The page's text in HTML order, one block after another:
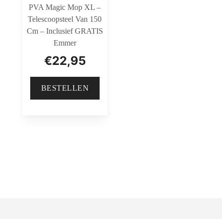
PVA Magic Mop XL –
Telescoopsteel Van 150
Cm – Inclusief GRATIS
Emmer
€22,95
BESTELLEN